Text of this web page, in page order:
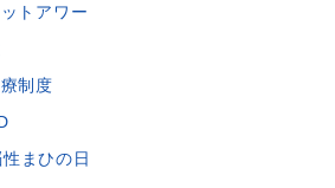
トアワー
制度
まひの日